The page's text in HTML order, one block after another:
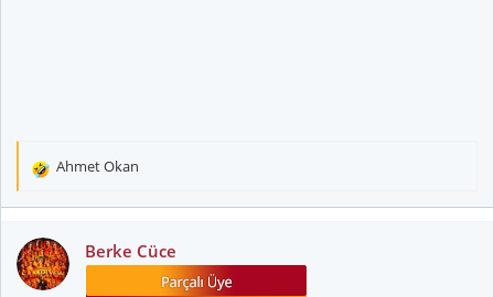
T
k
i
l
Ahmet Okan
Berke Cüce